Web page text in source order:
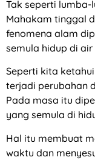
Tak seperti
Mahakam tinggal
fenomena alam
semula hidup di
Seperti kita
terjadi perubahan
Pada masa itu
yang semula di
Hal itu membuat
waktu dan